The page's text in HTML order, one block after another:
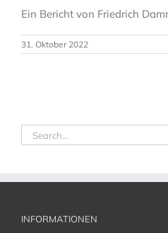
Ein Bericht von Friedrich
31. Oktober 2022
Search
for:
INFORMATIONEN